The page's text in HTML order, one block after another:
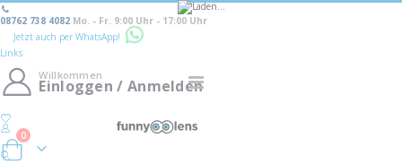
08762 738 4082 Mo. - Fr. 9:00 Uhr - 17:00 Uhr
Jetzt auch per WhatsApp!
Links
Navigation
Willkommen
Einloggen / Anmelden
Warenkorb
0